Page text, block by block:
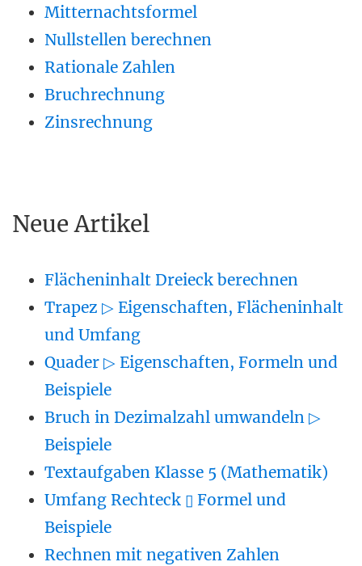
Mitternachtsformel
Nullstellen berechnen
Rationale Zahlen
Bruchrechnung
Zinsrechnung
Neue Artikel
Flächeninhalt Dreieck berechnen
Trapez ▷ Eigenschaften, Flächeninhalt
und Umfang
Quader ▷ Eigenschaften, Formeln und
Beispiele
Bruch in Dezimalzahl umwandeln ▷
Beispiele
Textaufgaben Klasse 5 (Mathematik)
Umfang Rechteck ▯ Formel und
Beispiele
Rechnen mit negativen Zahlen